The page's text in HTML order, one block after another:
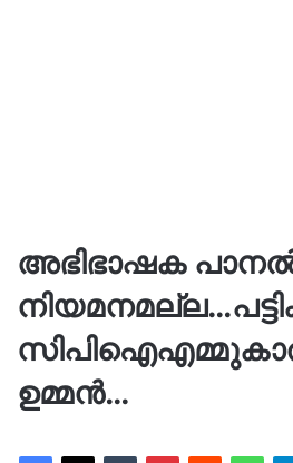
അഭിഭാഷക പാനൽ
ഉമ്മൻ…